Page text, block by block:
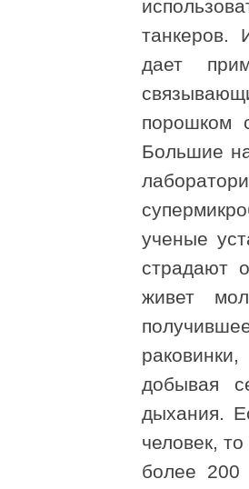
танкеров.
дает
порошком
Большие
ученые
страдают
живет
добывая
дыхания.
человек,
более 200